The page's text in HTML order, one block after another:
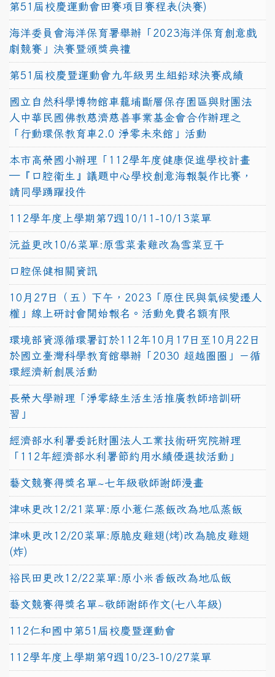
第51屆校慶運動會田賽項目賽程表(決賽)
海洋委員會海洋保育署舉辦「2023海洋保育創意戲
劇競賽」決賽暨頒獎典禮
第51屆校慶暨運動會九年級男生組鉛球決賽成績
國立自然科學博物館車籠埔斷層保存園區與財團法
人中華民國佛教慈濟慈善事業基金會合作辦理之
「行動環保教育車2.0 淨零未來館」活動
本市高榮國小辦理「112學年度健康促進學校計畫
─『口腔衛生』議題中心學校創意海報製作比賽，
請同學踴躍投件
112學年度上學期第7週10/11-10/13菜單
沅益更改10/6菜單:原雪菜素雞改為雪菜豆干
口腔保健相關資訊
10月27日（五）下午，2023「原住民與氣候變遷人
權」線上研討會開始報名。活動免費名額有限
環境部資源循環署訂於112年10月17日至10月22日
於國立臺灣科學教育館舉辦「2030 超越圈圈」－循
環經濟新創展活動
長榮大學辦理「淨零綠生活生活推廣教師培訓研
習」
經濟部水利署委託財團法人工業技術研究院辦理
「112年經濟部水利署節約用水績優選拔活動」
藝文競賽得獎名單~七年級敬師謝師漫畫
津味更改12/21菜單:原小薏仁蒸飯改為地瓜蒸飯
津味更改12/20菜單:原脆皮雞翅(烤)改為脆皮雞翅
(炸)
裕民田更改12/22菜單:原小米香飯改為地瓜飯
藝文競賽得獎名單~敬師謝師作文(七八年級)
112仁和國中第51屆校慶暨運動會
112學年度上學期第9週10/23-10/27菜單